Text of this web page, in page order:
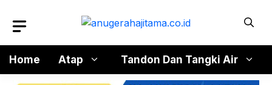
Home
Atap Tandon Dan Tangki Air